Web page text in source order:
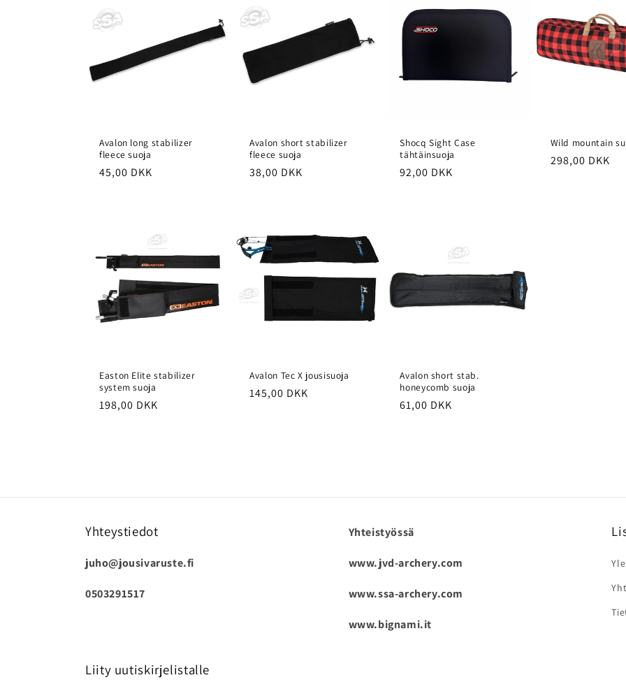
Avalon long stabilizer
fleece suoja
Normaalihinta
45,00 DKK
Avalon short stabilizer
fleece suoja
Normaalihinta
38,00 DKK
Shocq Sight Case
tähtäinsuoja
Normaalihinta
92,00 DKK
Wild mountain
Normaalihinta
298,00 DKK
Easton Elite stabilizer
system suoja
Normaalihinta
198,00 DKK
Avalon Tec X jousisuoja
Normaalihinta
145,00 DKK
Avalon short stab.
honeycomb suoja
Normaalihinta
61,00 DKK
Yhteystiedot
juho@jousivaruste.fi
0503291517
Yhteistyössä
www.jvd-archery.com
www.ssa-archery.com
www.bignami.it
Liity uutiskirjelistalle